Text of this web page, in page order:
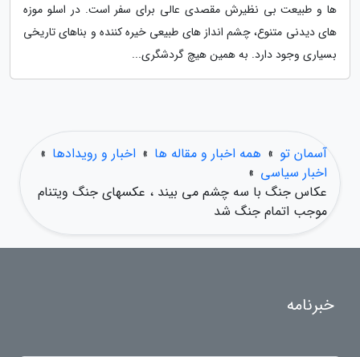
ها و طبیعت بی نظیرش مقصدی عالی برای سفر است. در اسلو موزه
های دیدنی متنوع، چشم انداز های طبیعی خیره کننده و بناهای تاریخی
بسیاری وجود دارد. به همین هیچ گردشگری...
آسمان تو » همه اخبار و مقاله ها » اخبار و رویدادها »
اخبار سیاسی »
عکاس جنگ با سه چشم می بیند ، عکسهای جنگ ویتنام
موجب اتمام جنگ شد
خبرنامه